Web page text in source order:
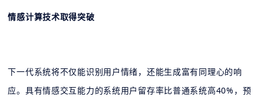
情感计算技术取得突破
下一代系统将不仅能识别用户情绪，还能生成富有同理心的响
应。具有情感交互能力的系统用户留存率比普通系统高40%，预